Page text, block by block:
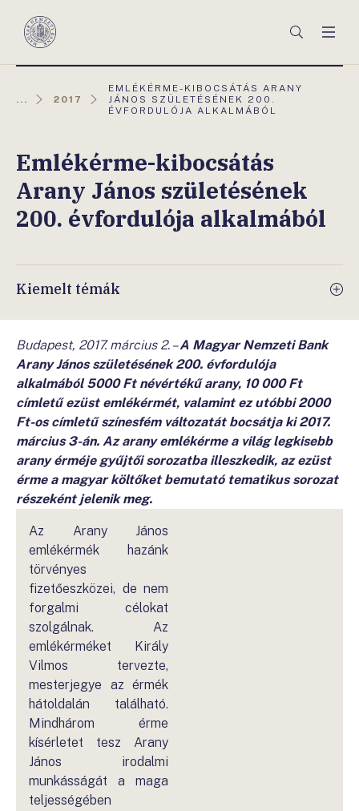
Magyar
Keresés
... 2017
AKTUÁLIS
OLDAL:
EMLÉKÉRME-KIBOCSÁTÁS ARANY
JÁNOS SZÜLETÉSÉNEK 200.
ÉVFORDULÓJA ALKALMÁBÓL
Emlékérme-kibocsátás
Arany János születésének
200. évfordulója alkalmából
Kiemelt témák
Budapest, 2017. március 2. –A Magyar Nemzeti Bank
Arany János születésének 200. évfordulója
alkalmából 5000 Ft névértékű arany, 10 000 Ft
címletű ezüst emlékérmét, valamint ez utóbbi 2000
Ft-os címletű színesfém változatát bocsátja ki 2017.
március 3-án. Az arany emlékérme a világ legkisebb
arany érméje gyűjtői sorozatba illeszkedik, az ezüst
érme a magyar költőket bemutató tematikus sorozat
részeként jelenik meg.
Az Arany János
emlékérmék hazánk
törvényes
fizetőeszközei, de nem
forgalmi célokat
szolgálnak. Az
emlékérméket Király
Vilmos tervezte,
mesterjegye az érmék
hátoldalán található.
Mindhárom érme
kísérletet tesz Arany
János irodalmi
munkásságát a maga
teljességében